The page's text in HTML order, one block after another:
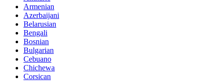
Armenian
Azerbaijani
Belarusian
Bengali
Bosnian
Bulgarian
Cebuano
Chichewa
Corsican